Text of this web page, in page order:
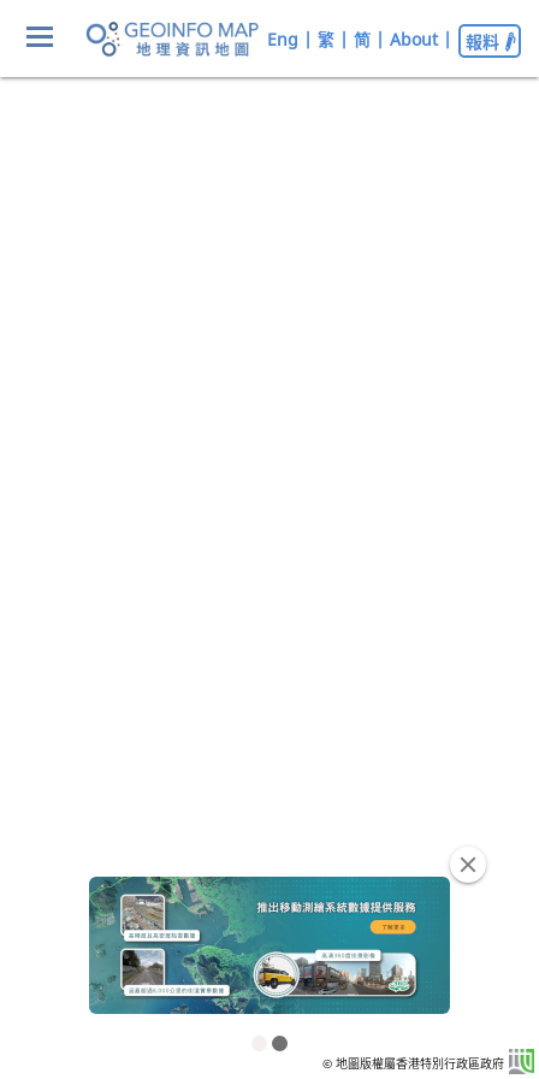
Eng | 繁 | 简 | About | 報料
© 地圖版權屬香港特別行政區政府
clear